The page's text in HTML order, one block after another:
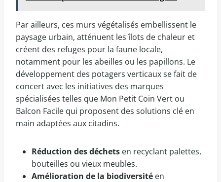
Par ailleurs, ces murs végétalisés embellissent le
paysage urbain, atténuent les îlots de chaleur et
créent des refuges pour la faune locale,
notamment pour les abeilles ou les papillons. Le
développement des potagers verticaux se fait de
concert avec les initiatives des marques
spécialisées telles que Mon Petit Coin Vert ou
Balcon Facile qui proposent des solutions clé en
main adaptées aux citadins.
Réduction des déchets en recyclant palettes,
bouteilles ou vieux meubles.
Amélioration de la biodiversité en